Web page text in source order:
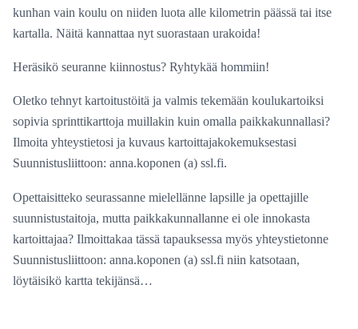
kunhan vain koulu on niiden luota alle kilometrin päässä tai itse
kartalla. Näitä kannattaa nyt suorastaan urakoida!
Heräsikö seuranne kiinnostus? Ryhtykää hommiin!
Oletko tehnyt kartoitustöitä ja valmis tekemään koulukartoiksi
sopivia sprinttikarttoja muillakin kuin omalla paikkakunnallasi?
Ilmoita yhteystietosi ja kuvaus kartoittajakokemuksestasi
Suunnistusliittoon: anna.koponen (a) ssl.fi.
Opettaisitteko seurassanne mielellänne lapsille ja opettajille
suunnistustaitoja, mutta paikkakunnallanne ei ole innokasta
kartoittajaa? Ilmoittakaa tässä tapauksessa myös yhteystietonne
Suunnistusliittoon: anna.koponen (a) ssl.fi niin katsotaan,
löytäisikö kartta tekijänsä…